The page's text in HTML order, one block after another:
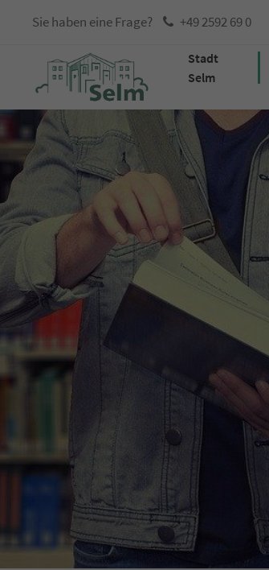
Sie haben eine Frage? +49 2592 69 0
Stadt
Selm